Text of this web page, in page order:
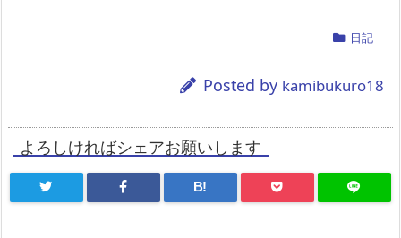
日記
Posted by kamibukuro18
よろしければシェアお願いします
B!